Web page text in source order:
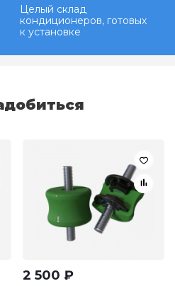
Целый склад
кондиционеров, готовых
к установке
2 500 ₽